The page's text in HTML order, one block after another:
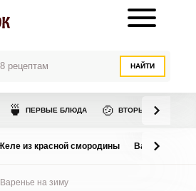
НАЙТИ
🍵 ПЕРВЫЕ БЛЮДА 🍲 ВТОРЫЕ БЛЮДА
из красной смородины Варенье из
Варенье на зиму